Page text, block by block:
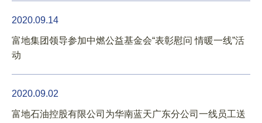
2020.09.14
富地集团领导参加中燃公益基金会“表彰慰问 情暖一线”活
动
2020.09.02
富地石油控股有限公司为华南蓝天广东分公司一线员工送